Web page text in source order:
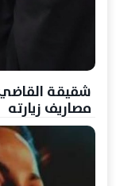
شقيقة القاضي
مصاريف زيارته